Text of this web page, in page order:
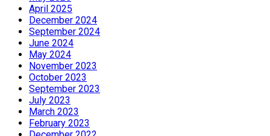
April 2025
December 2024
September 2024
June 2024
May 2024
November 2023
October 2023
September 2023
July 2023
March 2023
February 2023